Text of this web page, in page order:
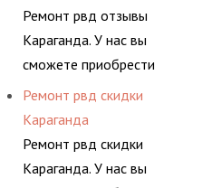
шлангов производится
высококвалифицирован
ными спецами, которые
помогут решить любую
сложную задачу.
АДЫМ Инжиниринг
предлагает ремонт
шлангов высокого
шлангов производится
высококвалифицирован
ными спецами, которые
помогут решить любую
Ремонт рвд отзывы
Караганда. У нас вы
сможете приобрести
рукав с разными
фитингами и
комплектующими,
АДЫМ Инжиниринг
Ремонт рвд скидки
Караганда
Ремонт рвд скидки
Караганда. У нас вы